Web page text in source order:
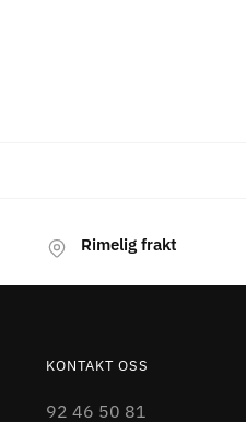
Rimelig frakt
KONTAKT OSS
92 46 50 81